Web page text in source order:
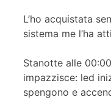
L’ho acquistata
sistema me l’ha
Stanotte alle
impazzisce: led
spengono e